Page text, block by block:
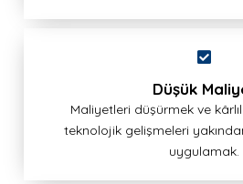
Düşük
Maliyetleri düşürmek ve
teknolojik gelişmeleri
uygulamak.